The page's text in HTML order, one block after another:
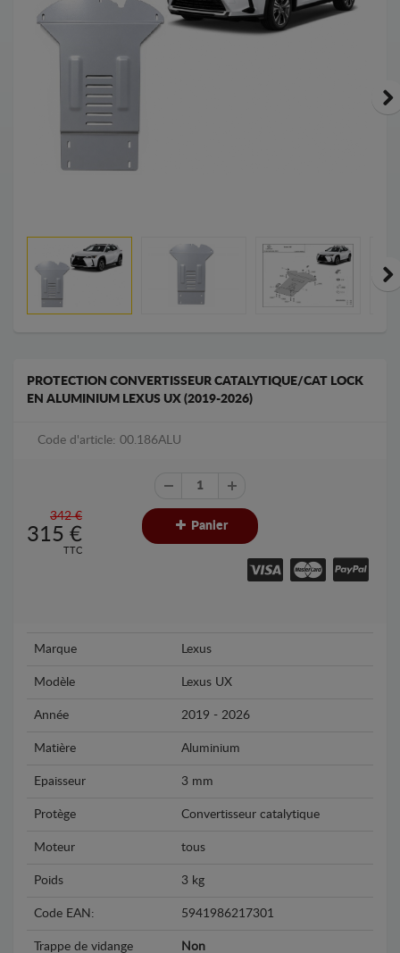
PROTECTION CONVERTISSEUR CATALYTIQUE/CAT LOCK
EN ALUMINIUM LEXUS UX (2019-2026)
Code d'article: 00.186ALU
342 €
315 €
TTC
Panier
Marque Lexus
Modèle Lexus UX
Année 2019 - 2026
Matière Aluminium
Epaisseur 3 mm
Protège Convertisseur catalytique
Moteur tous
Poids 3 kg
Code EAN: 5941986217301
Trappe de vidange Non